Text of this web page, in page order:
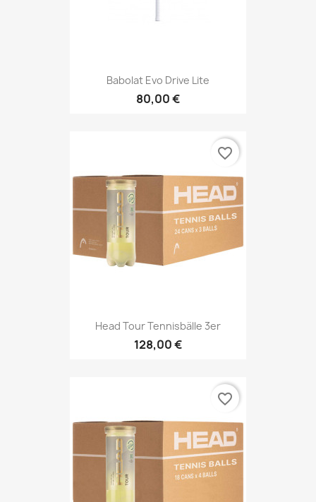
Babolat Evo Drive Lite
80,00 €
Head Tour Tennisbälle 3er
128,00 €
favorite_border
favorite_border